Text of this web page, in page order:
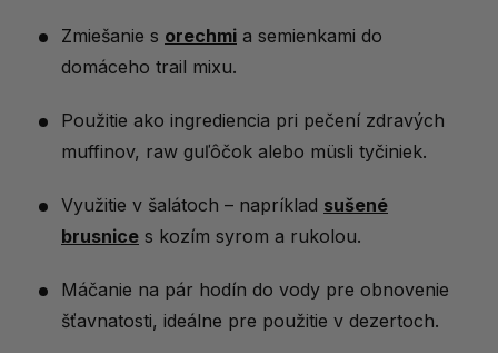
Zmiešanie s orechmi a semienkami do
domáceho trail mixu.
Použitie ako ingrediencia pri pečení zdravých
muffinov, raw guľôčok alebo müsli tyčiniek.
Využitie v šalátoch – napríklad sušené
brusnice s kozím syrom a rukolou.
Máčanie na pár hodín do vody pre obnovenie
šťavnatosti, ideálne pre použitie v dezertoch.